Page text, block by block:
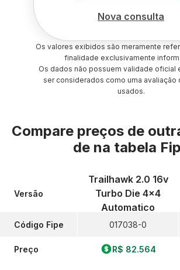
Nova consulta
Os valores exibidos são meramente
finalidade exclusivamente
Os dados não possuem validade oficial
ser considerados como uma avaliação
usados.
Compare preços de
de na tabela
Versão
Código Fipe
Preço
Trailhawk 2.0 16v
Turbo Die 4x4
Automatico
017038-0
R$ 82.564